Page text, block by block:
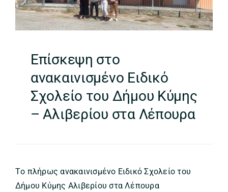
Επίσκεψη στο
ανακαινισμένο Ειδικό
Σχολείο του Δήμου Κύμης
– Αλιβερίου στα Λέπουρα
Tο πλήρως ανακαινισμένο Ειδικό Σχολείο του
Δήμου Κύμης Αλιβερίου στα Λέπουρα